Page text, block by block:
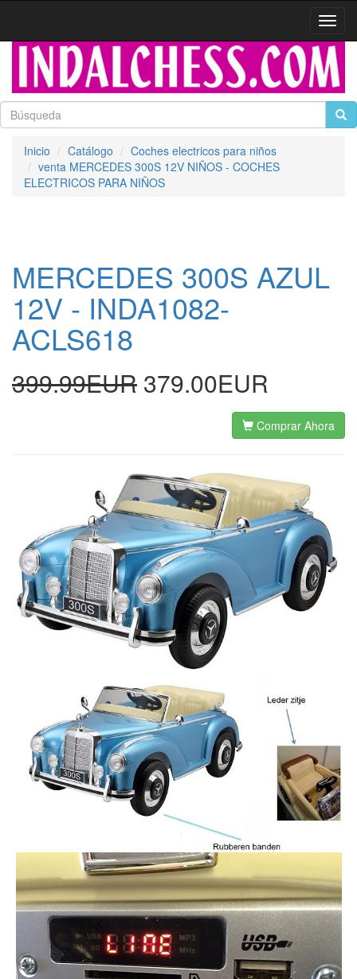
Inicio Catálogo
Coches electricos para niños
venta MERCEDES 300S 12V NIÑOS - COCHES
ELECTRICOS PARA NIÑOS
MERCEDES 300S AZUL
12V - INDA1082-
ACLS618
399.99EUR 379.00EUR
Comprar Ahora